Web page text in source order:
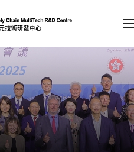
车键）
会员登录
A EN 繁 简